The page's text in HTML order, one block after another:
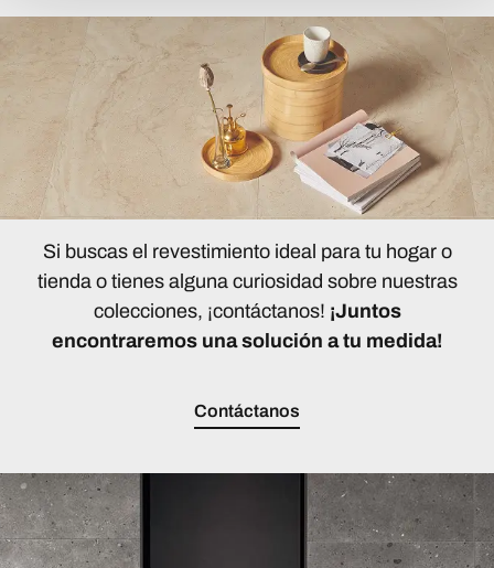
Si buscas el revestimiento ideal para tu hogar o
tienda o tienes alguna curiosidad sobre nuestras
colecciones, ¡contáctanos! ¡Juntos
encontraremos una solución a tu medida!
Contáctanos